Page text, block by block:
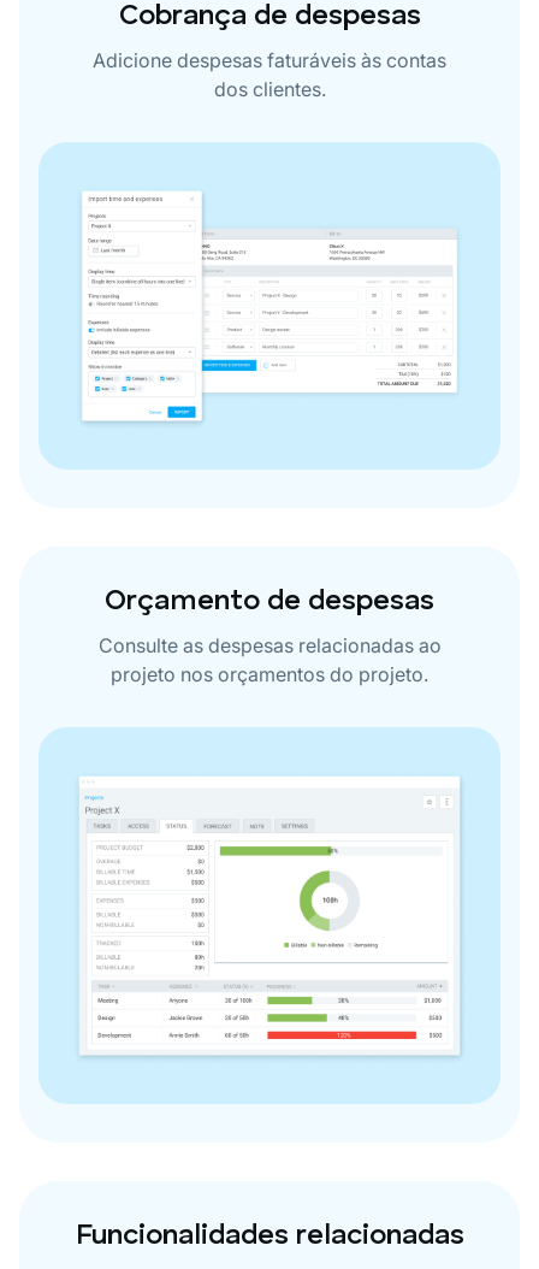
Cobrança de despesas
Adicione despesas faturáveis ​​às contas
dos clientes.
Orçamento de despesas
Consulte as despesas relacionadas ao
projeto nos orçamentos do projeto.
Funcionalidades relacionadas